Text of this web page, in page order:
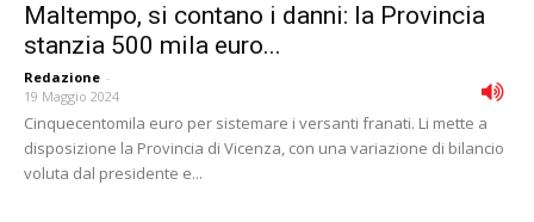
Maltempo, si contano i danni: la Provincia
stanzia 500 mila euro...
Redazione -
19 Maggio 2024
Cinquecentomila euro per sistemare i versanti franati. Li mette a
disposizione la Provincia di Vicenza, con una variazione di bilancio
voluta dal presidente e...